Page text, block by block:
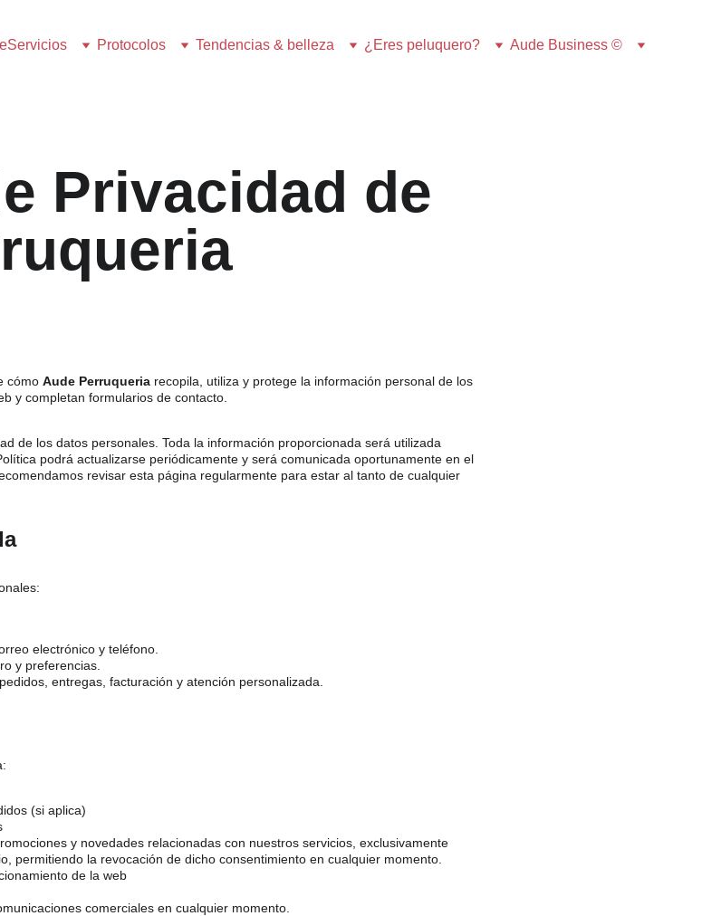
Servicios Protocolos Tendencias & belleza ¿Eres peluquero? Aude Business ©
Privacidad de
cómo Aude Perruqueria recopila, utiliza y protege la información personal de los
y completan formularios de contacto.
de los datos personales. Toda la información proporcionada será utilizada
podrá actualizarse periódicamente y será comunicada oportunamente en el
revisar esta página regularmente para estar al tanto de cualquier
electrónico y teléfono.
y preferencias.
entregas, facturación y atención personalizada.
(si aplica)
y novedades relacionadas con nuestros servicios, exclusivamente
permitiendo la revocación de dicho consentimiento en cualquier momento.
de la web
comerciales en cualquier momento.